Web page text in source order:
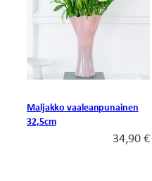
Maljakko vaaleanpunainen
32,5cm
34,90€